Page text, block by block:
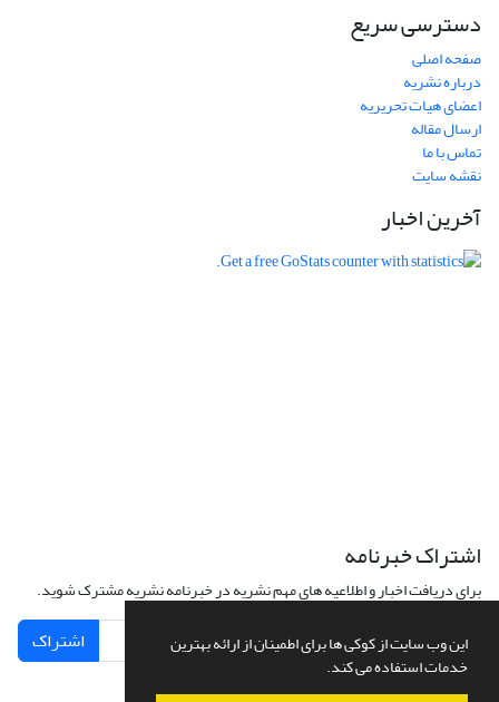
این وب سایت از کوکی ها برای اطمینان از ارائه بهترین
خدمات استفاده می کند.
دسترسی سریع
صفحه اصلی
درباره نشریه
اعضای هیات تحریریه
ارسال مقاله
تماس با ما
نقشه سایت
آخرین اخبار
اشتراک خبرنامه
برای دریافت اخبار و اطلاعیه های مهم نشریه در خبرنامه نشریه مشترک شوید.
اشتراک